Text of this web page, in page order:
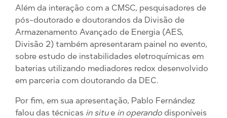
Além da interação com a CMSC, pesquisadores de
pós-doutorado e doutorandos da Divisão de
Armazenamento Avançado de Energia (AES,
Divisão 2) também apresentaram painel no evento,
sobre estudo de instabilidades eletroquímicas em
baterias utilizando mediadores redox desenvolvido
em parceria com doutorando da DEC.
Por fim, em sua apresentação, Pablo Fernández
falou das técnicas in situe in operando disponíveis